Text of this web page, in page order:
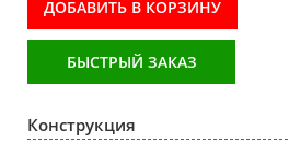
ДОБАВИТЬ В КОРЗИНУ
БЫСТРЫЙ ЗАКАЗ
Конструкция